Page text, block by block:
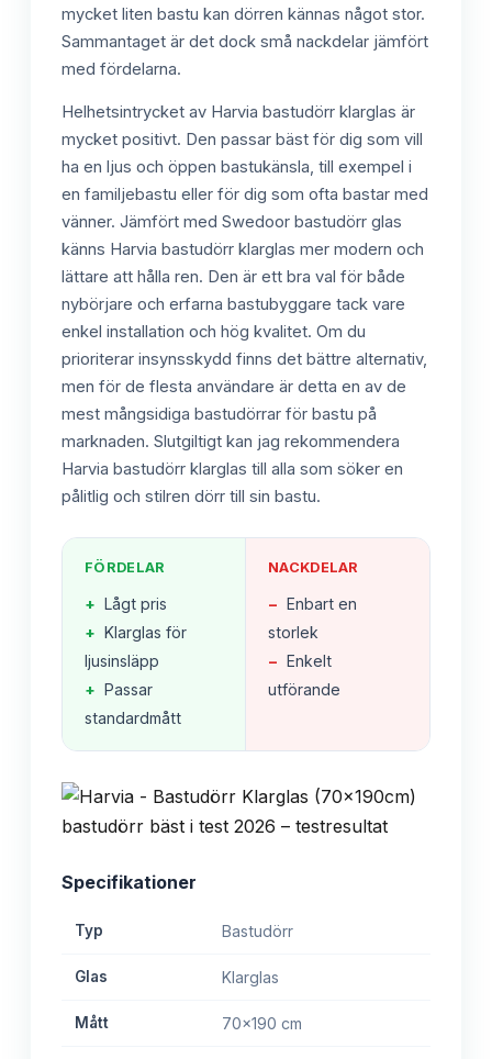
mycket liten bastu kan dörren kännas något stor.
Sammantaget är det dock små nackdelar jämfört
med fördelarna.
Helhetsintrycket av Harvia bastudörr klarglas är
mycket positivt. Den passar bäst för dig som vill
ha en ljus och öppen bastukänsla, till exempel i
en familjebastu eller för dig som ofta bastar med
vänner. Jämfört med Swedoor bastudörr glas
känns Harvia bastudörr klarglas mer modern och
lättare att hålla ren. Den är ett bra val för både
nybörjare och erfarna bastubyggare tack vare
enkel installation och hög kvalitet. Om du
prioriterar insynsskydd finns det bättre alternativ,
men för de flesta användare är detta en av de
mest mångsidiga bastudörrar för bastu på
marknaden. Slutgiltigt kan jag rekommendera
Harvia bastudörr klarglas till alla som söker en
pålitlig och stilren dörr till sin bastu.
FÖRDELAR
+ Lågt pris
+ Klarglas för
ljusinsläpp
+ Passar
standardmått
NACKDELAR
− Enbart en
storlek
− Enkelt
utförande
Specifikationer
Typ Bastudörr
Glas Klarglas
Mått 70x190 cm